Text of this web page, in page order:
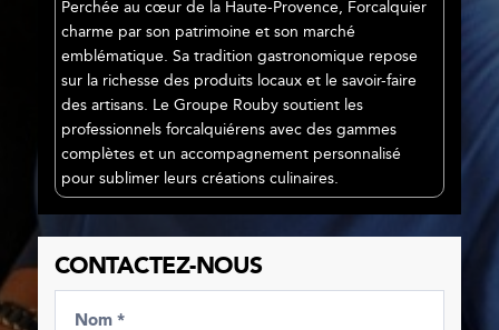
Perchée au cœur de la Haute-Provence, Forcalquier
charme par son patrimoine et son marché
emblématique. Sa tradition gastronomique repose
sur la richesse des produits locaux et le savoir-faire
des artisans. Le Groupe Rouby soutient les
professionnels forcalquiérens avec des gammes
complètes et un accompagnement personnalisé
pour sublimer leurs créations culinaires.
CONTACTEZ-NOUS
Nom *